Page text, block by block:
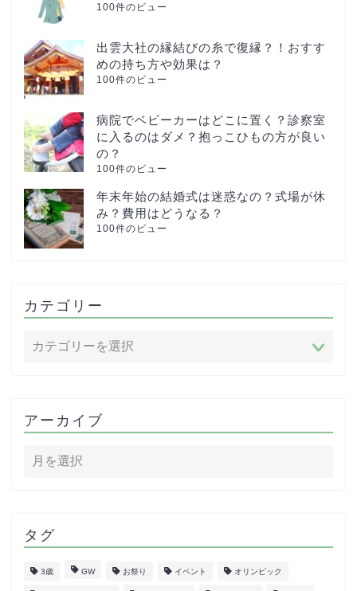
100件のビュー
出雲大社の縁結びの糸で復縁？！おすす
めの持ち方や効果は？
100件のビュー
病院でベビーカーはどこに置く？診察室
に入るのはダメ？抱っこひもの方が良い
の？
100件のビュー
年末年始の結婚式は迷惑なの？式場が休
み？費用はどうなる？
100件のビュー
カテゴリー
アーカイブ
タグ
3歳 GW お祭り イベント オリンピック